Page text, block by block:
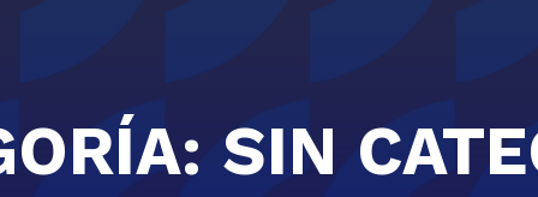
SIN